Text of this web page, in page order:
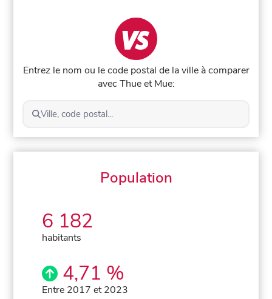
Entrez le nom ou le code postal de la ville à comparer
avec Thue et Mue:
Ville, code postal...
Population
6 182
habitants
4,71 %
Entre 2017 et 2023